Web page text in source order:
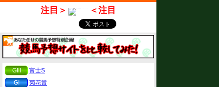
注目＞ ＜注目
GIII
富士S
GI
菊花賞